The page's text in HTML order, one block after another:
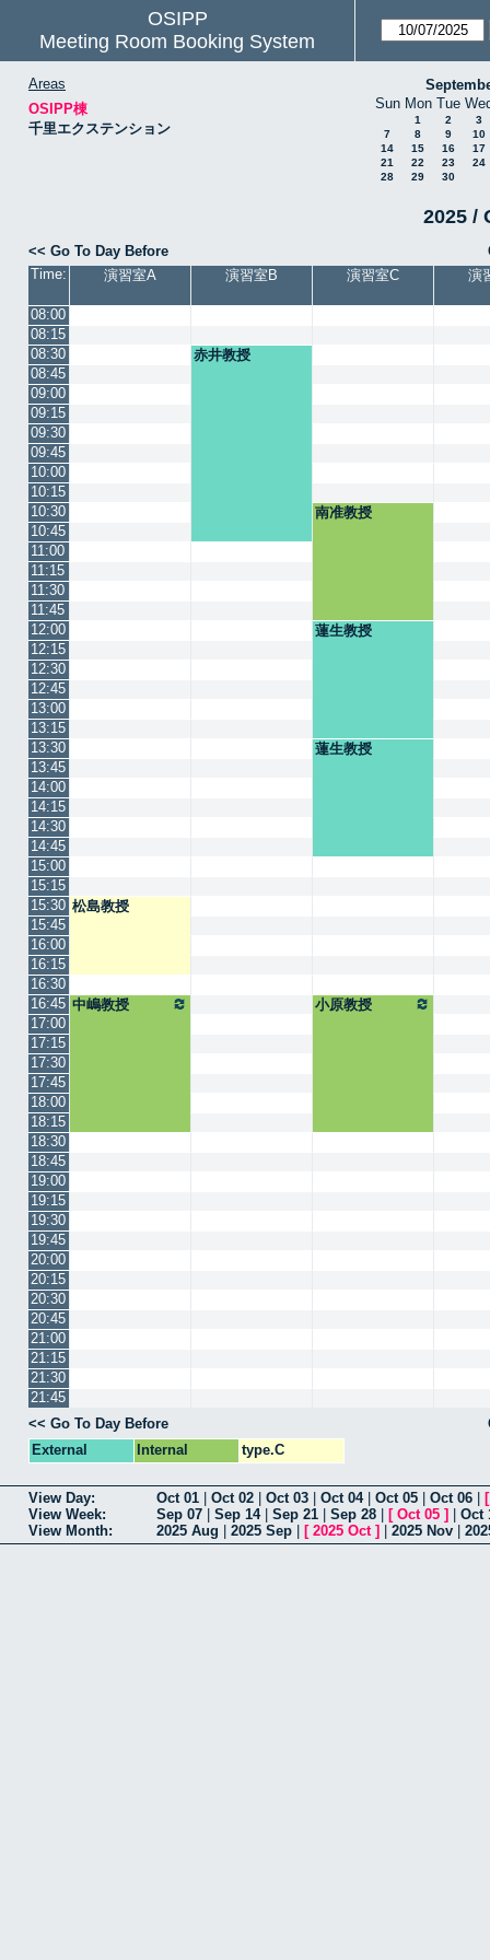
OSIPP
Meeting Room Booking System
Areas
OSIPP棟
千里エクステンション
Sun Mon Tue
1 2
3
7
8 9
10
14
15 16
17
21
22 23
24
28
29 30
2025 /
<< Go To Day Before
Time:
演習室A 演習室B 演習室C 演
08:00
08:15
08:30
赤井教授
08:45
09:00
09:15
09:30
09:45
10:00
10:15
10:30
南准教授
10:45
11:00
11:15
11:30
11:45
12:00
蓮生教授
12:15
12:30
12:45
13:00
13:15
13:30
蓮生教授
13:45
14:00
14:15
14:30
14:45
15:00
15:15
15:30 松島教授
15:45
16:00
16:15
16:30
16:45 中嶋教授
小原教授
17:00
17:15
17:30
17:45
18:00
18:15
18:30
18:45
19:00
19:15
19:30
19:45
20:00
20:15
20:30
20:45
21:00
21:15
21:30
21:45
<< Go To Day Before
External
Internal type.C
View Day: Oct 01 Oct 02 Oct 03 Oct 04| Oct 05 Oct 06
View Week:
Sep 07 Sep 14| Sep 21 Sep 28 [ Oct 05 ]
Oct
View Month:
2025 Aug 2025 Sep [ 2025 Oct] 2025 Nov